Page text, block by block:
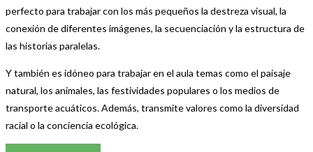
perfecto para trabajar con los más pequeños la destreza visual, la
conexión de diferentes imágenes, la secuenciación y la estructura de
las historias paralelas.
Y también es idóneo para trabajar en el aula temas como el paisaje
natural, los animales, las festividades populares o los medios de
transporte acuáticos. Además, transmite valores como la diversidad
racial o la conciencia ecológica.